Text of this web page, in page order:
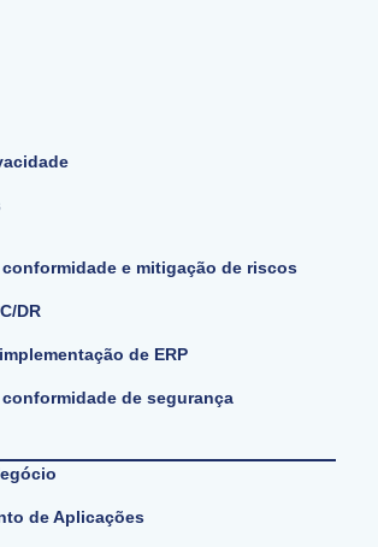
conformidade e mitigação de riscos
DR
de ERP
de segurança
de Aplicações